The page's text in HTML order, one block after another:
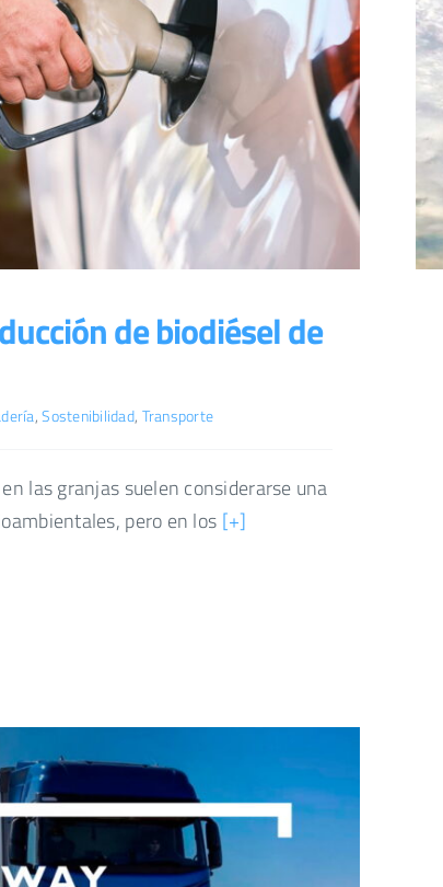
de biodiésel de
,Sostenibilidad, Transporte
las granjas suelen considerarse una
pero en los [+]